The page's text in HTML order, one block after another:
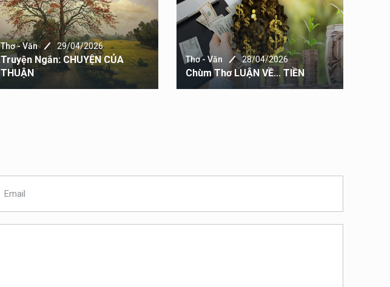
Thơ - Văn 29/04/2026
Truyện Ngắn: CHUYỆN CỦA
THUẬN
Thơ - Văn 28/04/2026
Chùm Thơ LUẬN VỀ... TIỀN